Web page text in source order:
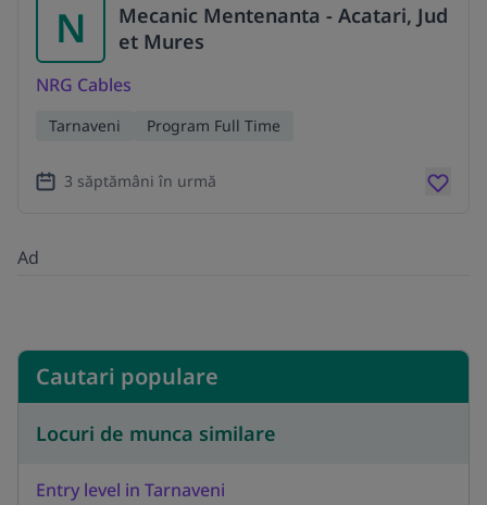
N
Mecanic Mentenanta - Acatari, Jud
et Mures
NRG Cables
Tarnaveni Program Full Time
3 săptămâni în urmă
Ad
Cautari populare
Locuri de munca similare
Entry level in Tarnaveni